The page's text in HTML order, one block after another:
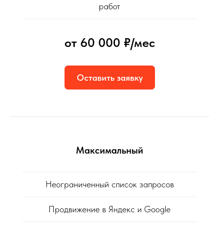
работ
от 60 000 ₽/мес
Оставить заявку
Максимальный
Неограниченный список запросов
Продвижение в Яндекс и Google